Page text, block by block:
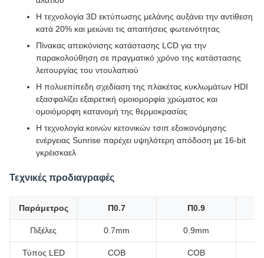
Η τεχνολογία 3D εκτύπωσης μελάνης αυξάνει την αντίθεση
κατά 20% και μειώνει τις απαιτήσεις φωτεινότητας
Πίνακας απεικόνισης κατάστασης LCD για την
παρακολούθηση σε πραγματικό χρόνο της κατάστασης
λειτουργίας του ντουλαπιού
Η πολυεπίπεδη σχεδίαση της πλακέτας κυκλωμάτων HDI
εξασφαλίζει εξαιρετική ομοιομορφία χρώματος και
ομοιόμορφη κατανομή της θερμοκρασίας
Η τεχνολογία κοινών κετονικών τσιπ εξοικονόμησης
ενέργειας Sunrise παρέχει υψηλότερη απόδοση με 16-bit
γκρέισκαελ
Τεχνικές προδιαγραφές
Παράμετρος Π0.7 Π0.9
Πιξέλες 0.7mm 0.9mm
Τύπος LED COB COB